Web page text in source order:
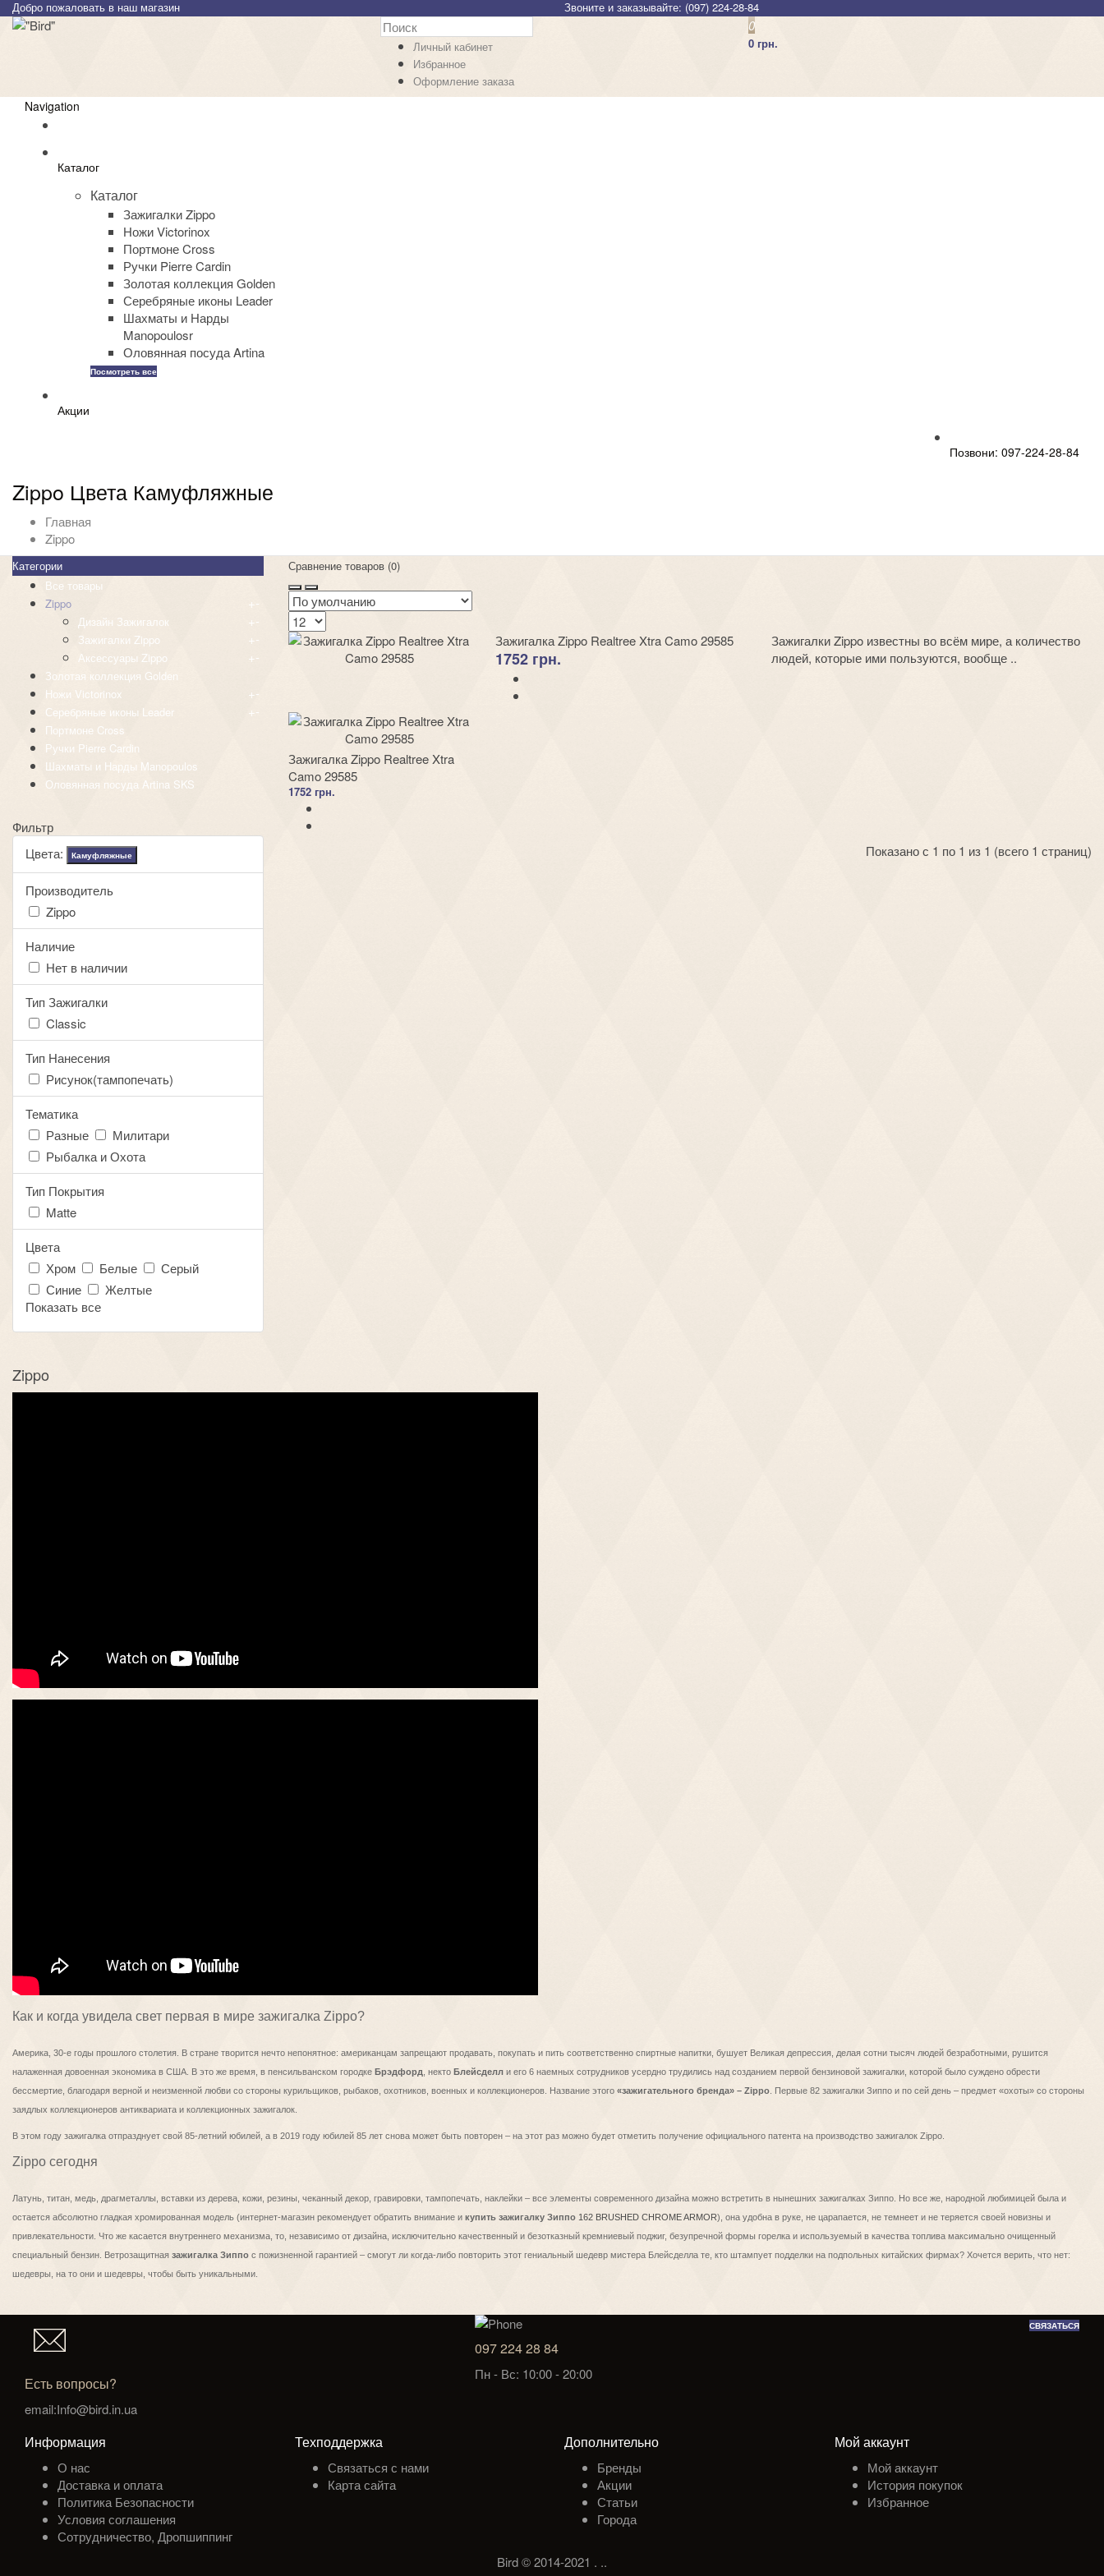
Добро пожаловать в наш магазин Звоните и заказывайте: (097) 224-28-84
Личный кабинет
Избранное
Оформление заказа
0
0 грн.
Navigation
Каталог
Каталог
Зажигалки Zippo
Ножи Victorinox
Портмоне Cross
Ручки Pierre Cardin
Золотая коллекция Golden
Серебряные иконы Leader
Шахматы и Нарды
Manopoulosr
Оловянная посуда Artina
Посмотреть все
Акции
Позвони: 097-224-28-84
Zippo Цвета Камуфляжные
Главная
Zippo
Категории
Все товары
Zippo
+-
Дизайн Зажигалок +-
Зажигалки Zippo +-
Аксессуары Zippo +-
Золотая коллекция Golden
Ножи Victorinox
+-
Серебряные иконы Leader +-
Портмоне Cross
Ручки Pierre Cardin
Шахматы и Нарды Manopoulos
Оловянная посуда Artina SKS
Фильтр
Цвета:
Камуфляжные
Производитель
Zippo
Наличие
Нет в наличии
Тип Зажигалки
Classic
Тип Нанесения
Рисунок(тампопечать)
Тематика
Разные
Милитари
Рыбалка и Охота
Тип Покрытия
Matte
Цвета
Хром
Белые
Серый
Синие
Желтые
Показать все
Сравнение товаров (0)
Зажигалка Zippo Realtree Xtra Camo 29585
1752 грн.
Зажигалки Zippo известны во всём мире, а количество
людей, которые ими пользуются, вообще ..
Зажигалка Zippo Realtree Xtra
Camo 29585
1752 грн.
Показано с 1 по 1 из 1 (всего 1 страниц)
Zippo
Как и когда увидела свет первая в мире зажигалка Zippo?
Америка, 30-е годы прошлого столетия. В стране творится нечто непонятное: американцам запрещают продавать, покупать и пить соответственно спиртные напитки, бушует Великая депрессия, делая сотни тысяч людей безработными, рушится
налаженная довоенная экономика в США. В это же время, в пенсильванском городке Брэдфорд , некто Блейсделл и его 6 наемных сотрудников усердно трудились над созданием первой бензиновой зажигалки, которой было суждено обрести
бессмертие, благодаря верной и неизменной любви со стороны курильщиков, рыбаков, охотников, военных и коллекционеров. Название этого «зажигательного бренда» – Zippo . Первые 82 зажигалки Зиппо и по сей день – предмет «охоты» со стороны
заядлых коллекционеров антиквариата и коллекционных зажигалок.
В этом году зажигалка отпразднует свой 85-летний юбилей, а в 2019 году юбилей 85 лет снова может быть повторен – на этот раз можно будет отметить получение официального патента на производство зажигалок Zippo.
Zippo сегодня
Латунь, титан, медь, драгметаллы, вставки из дерева, кожи, резины, чеканный декор, гравировки, тампопечать, наклейки – все элементы современного дизайна можно встретить в нынешних зажигалках Зиппо. Но все же, народной любимицей была и
остается абсолютно гладкая хромированная модель (интернет-магазин рекомендует обратить внимание и купить зажигалку Зиппо 162 BRUSHED CHROME ARMOR), она удобна в руке, не царапается, не темнеет и не теряется своей новизны и
привлекательности. Что же касается внутреннего механизма, то, независимо от дизайна, исключительно качественный и безотказный кремниевый поджиг, безупречной формы горелка и используемый в качества топлива максимально очищенный
специальный бензин. Ветрозащитная зажигалка Зиппо с пожизненной гарантией – смогут ли когда-либо повторить этот гениальный шедевр мистера Блейсделла те, кто штампует подделки на подпольных китайских фирмах? Хочется верить, что нет:
шедевры, на то они и шедевры, чтобы быть уникальными.
Есть вопросы?
email:Info@bird.in.ua
097 224 28 84
Пн - Вс: 10:00 - 20:00
СВЯЗАТЬСЯ
Информация
О нас
Доставка и оплата
Политика Безопасности
Условия соглашения
Сотрудничество, Дропшиппинг
Техподдержка
Связаться с нами
Карта сайта
Дополнительно
Бренды
Акции
Статьи
Города
Мой аккаунт
Мой аккаунт
История покупок
Избранное
Bird © 2014-2021 . ..